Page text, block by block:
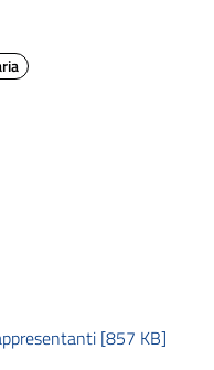
[857 KB]